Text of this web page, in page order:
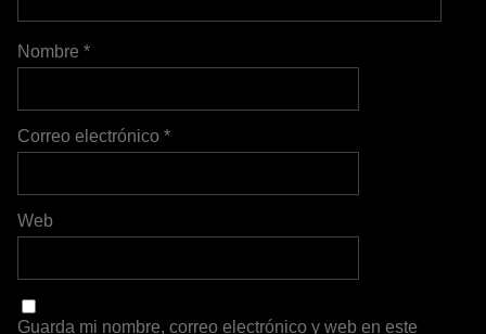
Nombre *
Correo electrónico *
Web
Guarda mi nombre, correo electrónico y web en este